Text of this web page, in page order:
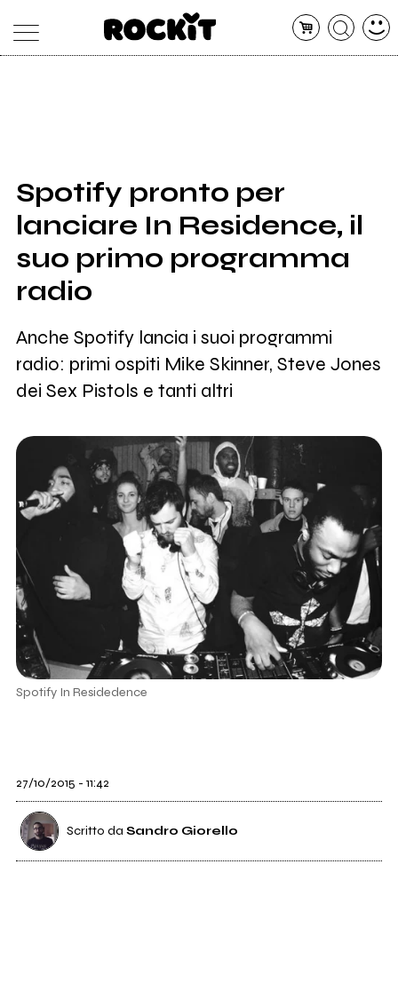
SHOP
RADIO
Spotify pronto per
lanciare In Residence, il
suo primo programma
radio
Anche Spotify lancia i suoi programmi
radio: primi ospiti Mike Skinner, Steve Jones
dei Sex Pistols e tanti altri
Spotify In Residedence
27/10/2015 - 11:42
Scritto da Sandro Giorello